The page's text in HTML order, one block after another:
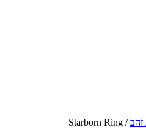
זהב/ Starborn Ring